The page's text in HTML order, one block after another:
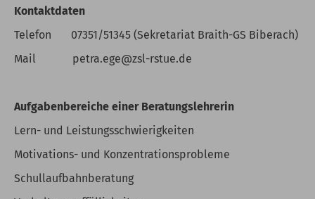
Kontaktdaten
Telefon 07351/51345 (Sekretariat Braith-GS Biberach)
Mail petra.ege@zsl-rstue.de
Aufgabenbereiche einer Beratungslehrerin
Lern- und Leistungsschwierigkeiten
Motivations- und Konzentrationsprobleme
Schullaufbahnberatung